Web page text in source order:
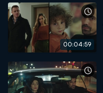
00:04:59